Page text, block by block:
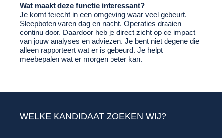
Wat maakt deze functie interessant?
Je komt terecht in een omgeving waar veel gebeurt.
Sleepboten varen dag en nacht. Operaties draaien
continu door. Daardoor heb je direct zicht op de impact
van jouw analyses en adviezen. Je bent niet degene die
alleen rapporteert wat er is gebeurd. Je helpt
meebepalen wat er morgen beter kan.
WELKE KANDIDAAT ZOEKEN WIJ?